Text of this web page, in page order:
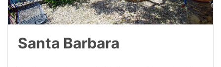
Santa Barbara